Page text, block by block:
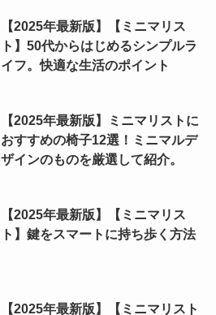
【2025年最新版】【ミニマリス
ト】50代からはじめるシンプルラ
イフ。快適な生活のポイント
【2025年最新版】ミニマリストに
おすすめの椅子12選！ミニマルデ
ザインのものを厳選して紹介。
【2025年最新版】【ミニマリス
ト】鍵をスマートに持ち歩く方法
【2025年最新版】【ミニマリスト